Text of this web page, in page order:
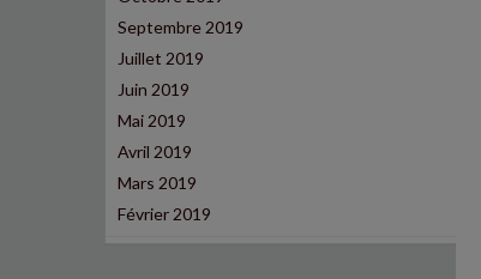
Septembre 2019
Juillet 2019
Juin 2019
Mai 2019
Avril 2019
Mars 2019
Février 2019